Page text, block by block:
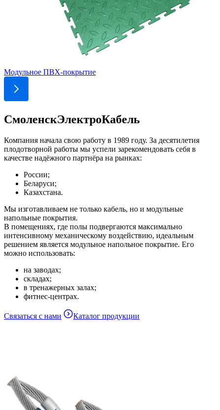
Модульное ПВХ-покрытие
СмоленскЭлектроКабель
Компания начала свою работу в 1989 году. За десятилетия
плодотворной работы мы успели зарекомендовать себя в
качестве надёжного партнёра на рынках:
России;
Беларуси;
Казахстана.
Мы изготавливаем не только кабель, но и модульные
напольные покрытия.
В помещениях, где полы подвергаются максимально
интенсивному механическому воздействию, идеальным
решением является модульное напольное покрытие. Его
можно использовать:
на заводах;
складах;
в тренажерных залах;
фитнес-центрах.
Связаться с нами Каталог продукции